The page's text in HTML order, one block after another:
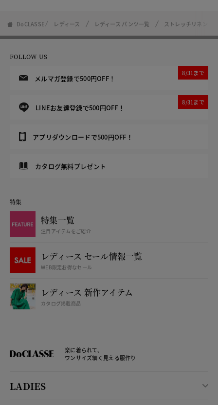
DoCLASSE レディース レディース パンツ一覧 ストレッチリネン・
FOLLOW US
メルマガ登録で500円OFF！
8/31まで
LINEお友達登録で500円OFF！
8/31まで
アプリダウンロードで500円OFF！
カタログ無料プレゼント
特集
特集一覧
注目アイテムをご紹介
レディース セール情報一覧
WEB限定お得なセール
レディース 新作アイテム
カタログ掲載商品
楽に着られて、
ワンサイズ細く見える服作り
LADIES